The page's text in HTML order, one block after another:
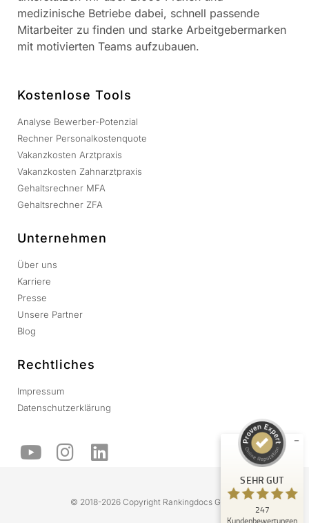
medizinische Betriebe dabei, schnell passende
Mitarbeiter zu finden und starke Arbeitgebermarken
mit motivierten Teams aufzubauen.
Kostenlose Tools
Analyse Bewerber-Potenzial
Rechner Personalkostenquote
Vakanzkosten Arztpraxis
Vakanzkosten Zahnarztpraxis
Gehaltsrechner MFA
Gehaltsrechner ZFA
Unternehmen
Über uns
Karriere
Presse
Unsere Partner
Blog
Rechtliches
Impressum
Datenschutzerklärung
© 2018-2026 Copyright Rankingdocs GmbH
SEHR GUT
247
Kundenbewertungen
ProvenExpert.com
109
ProvenExpert.com
Blick aufs ProvenExpert-Profil werfen